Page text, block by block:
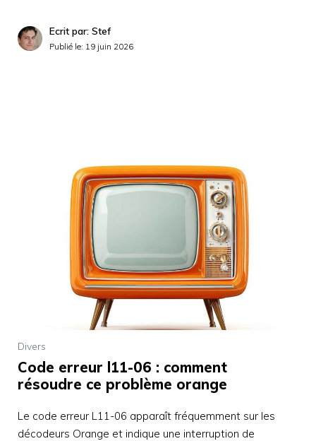
Ecrit par: Stef
Publié le: 19 juin 2026
Divers
Code erreur l11-06 : comment
résoudre ce problème orange
Le code erreur L11-06 apparaît fréquemment sur les
décodeurs Orange et indique une interruption de